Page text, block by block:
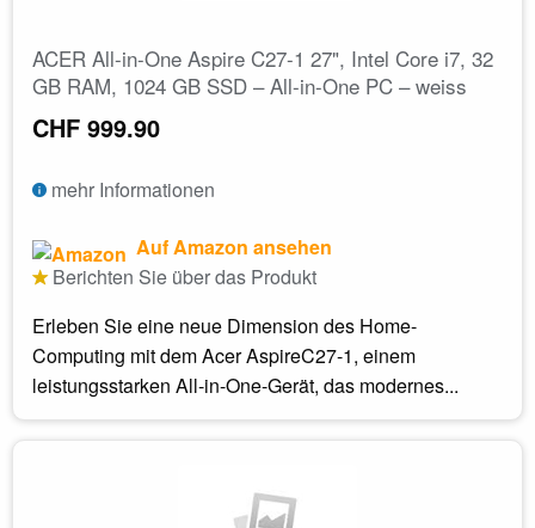
ACER All-in-One Aspire C27-1 27", Intel Core i7, 32
GB RAM, 1024 GB SSD – All-in-One PC – weiss
CHF 999.90
mehr Informationen
Auf Amazon ansehen
Berichten Sie über das Produkt
Erleben Sie eine neue Dimension des Home-
Computing mit dem Acer AspireC27-1, einem
leistungsstarken All-in-One-Gerät, das modernes...